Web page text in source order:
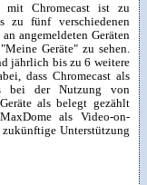
mit Chromecast ist zu
zu fünf verschiedenen
angemeldeten Geräten
Geräte" zu sehen.
jährlich bis zu 6 weitere
dass Chromecast als
bei der Nutzung von
als belegt gezählt
als Video-on-
zukünftige Unterstützung